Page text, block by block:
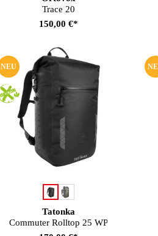
Trace 20
150,00 €*
NEU
Tatonka
Commuter Rolltop 25 WP
auswählen